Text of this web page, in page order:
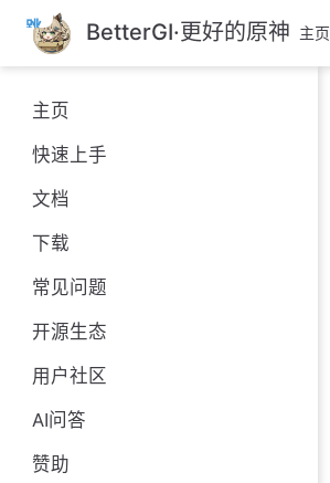
跳
至
主
要
內
容
BetterGI·更好的原神 主页
主页
快速上手
文档
下载
常见问题
开源生态
用户社区
AI问答
赞助